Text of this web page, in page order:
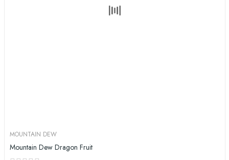
MOUNTAIN DEW
Mountain Dew Dragon Fruit